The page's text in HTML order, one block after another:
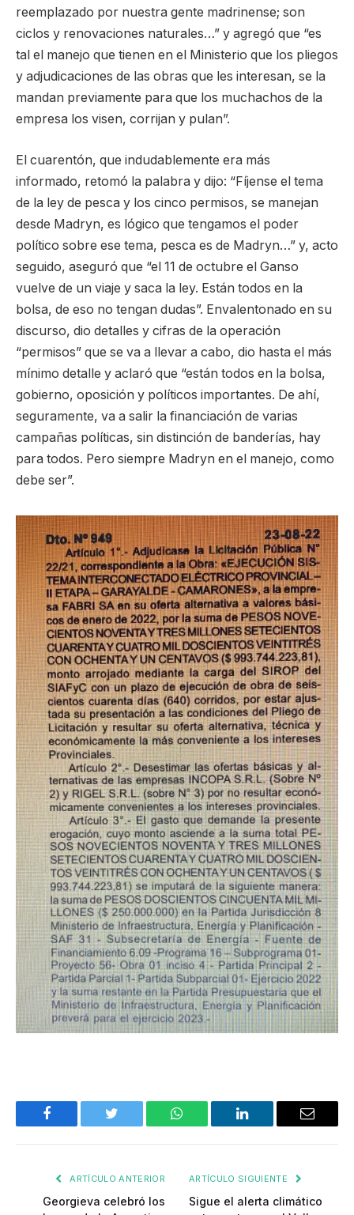
reemplazado por nuestra gente madrinense; son
ciclos y renovaciones naturales…” y agregó que “es
tal el manejo que tienen en el Ministerio que los pliegos
y adjudicaciones de las obras que les interesan, se la
mandan previamente para que los muchachos de la
empresa los visen, corrijan y pulan”.
El cuarentón, que indudablemente era más
informado, retomó la palabra y dijo: “Fíjense el tema
de la ley de pesca y los cinco permisos, se manejan
desde Madryn, es lógico que tengamos el poder
político sobre ese tema, pesca es de Madryn…” y, acto
seguido, aseguró que “el 11 de octubre el Ganso
vuelve de un viaje y saca la ley. Están todos en la
bolsa, de eso no tengan dudas”. Envalentonado en su
discurso, dio detalles y cifras de la operación
“permisos” que se va a llevar a cabo, dio hasta el más
mínimo detalle y aclaró que “están todos en la bolsa,
gobierno, oposición y políticos importantes. De ahí,
seguramente, va a salir la financiación de varias
campañas políticas, sin distinción de banderías, hay
para todos. Pero siempre Madryn en el manejo, como
debe ser”.
Facebook Twitter WhatsApp LinkedIn Email
ARTÍCULO ANTERIOR
Georgieva celebró los
ARTÍCULO SIGUIENTE
Sigue el alerta climático